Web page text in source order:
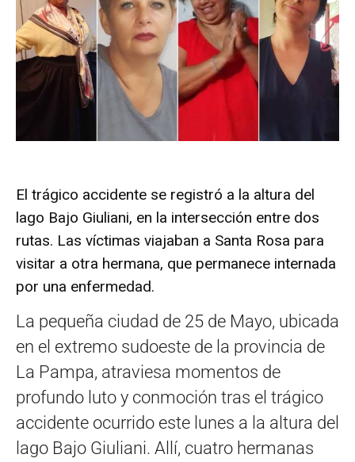
El trágico accidente se registró a la altura del
lago Bajo Giuliani, en la intersección entre dos
rutas. Las víctimas viajaban a Santa Rosa para
visitar a otra hermana, que permanece internada
por una enfermedad.
La pequeña ciudad de 25 de Mayo, ubicada
en el extremo sudoeste de la provincia de
La Pampa, atraviesa momentos de
profundo luto y conmoción tras el trágico
accidente ocurrido este lunes a la altura del
lago Bajo Giuliani. Allí, cuatro hermanas